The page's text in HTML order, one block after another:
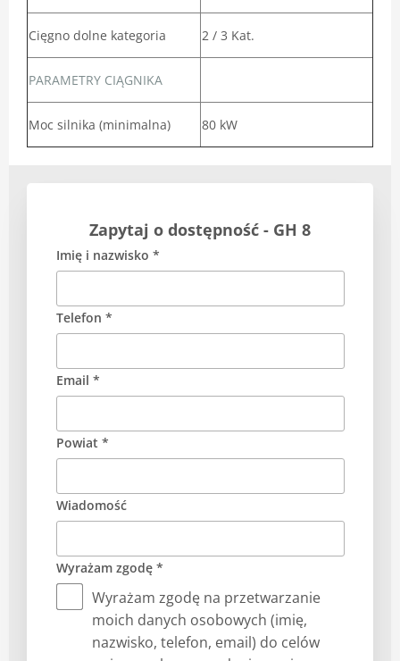
Cięgno dolne kategoria 2 / 3 Kat.
PARAMETRY CIĄGNIKA
Moc silnika (minimalna) 80 kW
Zapytaj o dostępność - GH 8
Imię i nazwisko *
Telefon *
Email *
Powiat *
Wiadomość
Wyrażam zgodę *
Wyrażam zgodę na przetwarzanie
moich danych osobowych (imię,
nazwisko, telefon, email) do celów